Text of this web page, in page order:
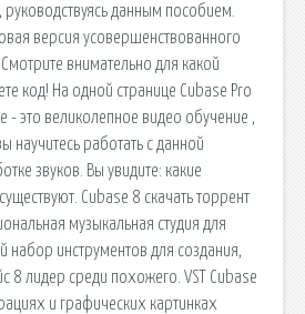
руководствуясь данным пособием.
версия усовершенствованного
внимательно для какой
код! На одной странице Cubase Pro
- это великолепное видео обучение ,
научитесь работать с данной
звуков. Вы увидите: какие
Cubase 8 скачать торрент
музыкальная студия для
инструментов для создания,
8 лидер среди похожего. VST Cubase
и графических картинках